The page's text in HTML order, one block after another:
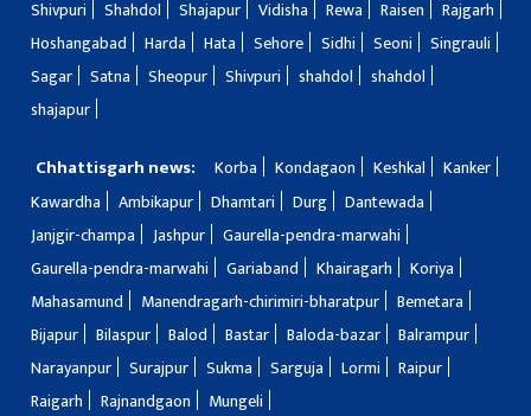
Shivpuri
Shahdol Shajapur Vidisha Rewa Raisen
Rajgarh
Hoshangabad
Harda Hata Sehore Sidhi Seoni
Singrauli
Sagar
Satna Sheopur Shivpuri shahdol
shahdol
shajapur
Chhattisgarh news: Korba Kondagaon Keshkal
Kanker
Kawardha
Ambikapur Dhamtari Durg
Dantewada
Janjgir-champa
Jashpur
Gaurella-pendra-marwahi
Gaurella-pendra-marwahi
Gariaband Khairagarh
Koriya
Mahasamund
Manendragarh-chirimiri-bharatpur
Bemetara
Bijapur
Bilaspur Balod Bastar Baloda-bazar
Balrampur
Narayanpur
Surajpur Sukma Sarguja Lormi
Raipur
Raigarh
Rajnandgaon Mungeli